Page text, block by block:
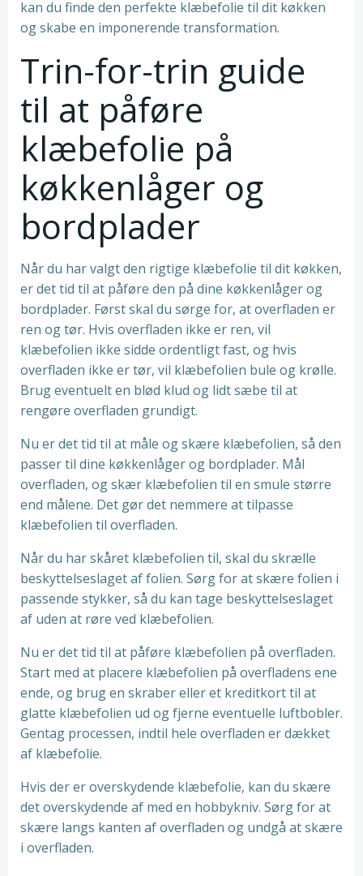
kan du finde den perfekte klæbefolie til dit køkken
og skabe en imponerende transformation.
Trin-for-trin guide
til at påføre
klæbefolie på
køkkenlåger og
bordplader
Når du har valgt den rigtige klæbefolie til dit køkken,
er det tid til at påføre den på dine køkkenlåger og
bordplader. Først skal du sørge for, at overfladen er
ren og tør. Hvis overfladen ikke er ren, vil
klæbefolien ikke sidde ordentligt fast, og hvis
overfladen ikke er tør, vil klæbefolien bule og krølle.
Brug eventuelt en blød klud og lidt sæbe til at
rengøre overfladen grundigt.
Nu er det tid til at måle og skære klæbefolien, så den
passer til dine køkkenlåger og bordplader. Mål
overfladen, og skær klæbefolien til en smule større
end målene. Det gør det nemmere at tilpasse
klæbefolien til overfladen.
Når du har skåret klæbefolien til, skal du skrælle
beskyttelseslaget af folien. Sørg for at skære folien i
passende stykker, så du kan tage beskyttelseslaget
af uden at røre ved klæbefolien.
Nu er det tid til at påføre klæbefolien på overfladen.
Start med at placere klæbefolien på overfladens ene
ende, og brug en skraber eller et kreditkort til at
glatte klæbefolien ud og fjerne eventuelle luftbobler.
Gentag processen, indtil hele overfladen er dækket
af klæbefolie.
Hvis der er overskydende klæbefolie, kan du skære
det overskydende af med en hobbykniv. Sørg for at
skære langs kanten af overfladen og undgå at skære
i overfladen.